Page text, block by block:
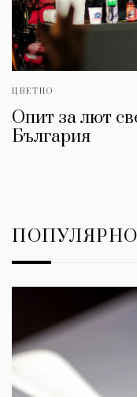
ЦВЕТНО
Опит за лют
България
ПОПУЛЯРНО